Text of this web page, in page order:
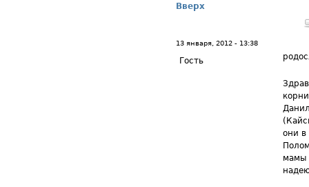
Вверх
13 января, 2012 - 13:38
Гость
они в
мамы